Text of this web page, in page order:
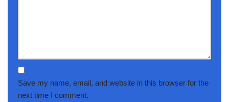
Save my name, email, and website in this browser for the
next time I comment.